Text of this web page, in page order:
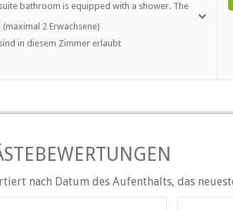
bathroom is equipped with a shower. The
kitchenette, TV with satellite channels, hairdryer,
wireless internet. A sliding door leads onto the
(maximal 2 Erwachsene)
in diesem Zimmer erlaubt
nach Datum des Aufenthalts, das